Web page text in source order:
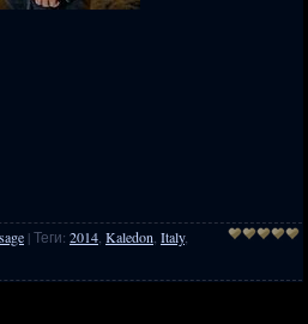
|Теги: 2014 Kaledon Italy,